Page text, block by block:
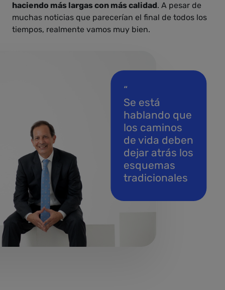
haciendo más largas con más calidad. A pesar de
muchas noticias que parecerían el final de todos los
tiempos, realmente vamos muy bien.
“
Se está
hablando que
los caminos
de vida deben
dejar atrás los
esquemas
tradicionales